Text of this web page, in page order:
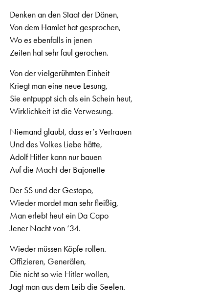
Denken an den Staat der Dänen,
Von dem Hamlet hat gesprochen,
Wo es ebenfalls in jenen
Zeiten hat sehr faul gerochen.
Von der vielgerühmten Einheit
Kriegt man eine neue Lesung,
Sie entpuppt sich als ein Schein heut,
Wirklichkeit ist die Verwesung.
Niemand glaubt, dass er’s Vertrauen
Und des Volkes Liebe hätte,
Adolf Hitler kann nur bauen
Auf die Macht der Bajonette
Der SS und der Gestapo,
Wieder mordet man sehr fleißig,
Man erlebt heut ein Da Capo
Jener Nacht von ‘34.
Wieder müssen Köpfe rollen.
Offizieren, Generälen,
Die nicht so wie Hitler wollen,
Jagt man aus dem Leib die Seelen.